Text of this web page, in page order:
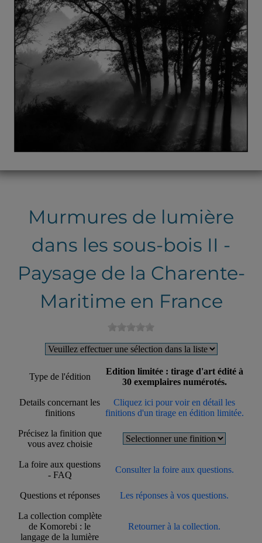
Murmures de lumière
dans les sous-bois II -
Paysage de la Charente-
Maritime en France
Type de l'édition
Edition limitée : tirage d'art édité à
30 exemplaires numérotés.
Details concernant les
finitions
Cliquez ici pour voir en détail les
finitions d'un tirage en édition limitée.
Précisez la finition que
vous avez choisie
La foire aux questions
- FAQ
Consulter la foire aux questions.
Questions et réponses Les réponses à vos questions.
La collection complète
de Komorebi : le
langage de la lumière
Retourner à la collection.